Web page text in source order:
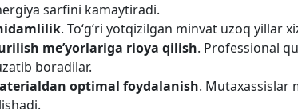
sarfini kamaytiradi.
. To‘g‘ri yotqizilgan minvat uzoq yillar
me’yorlariga rioya qilish. Professional
boradilar.
optimal foydalanish. Mutaxassislar